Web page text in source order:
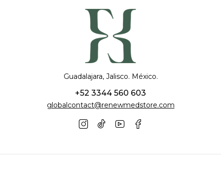
Guadalajara, Jalisco. México.
+52 3344 560 603
globalcontact@renewmedstore.com